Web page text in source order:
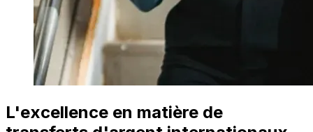
L'excellence en matière de